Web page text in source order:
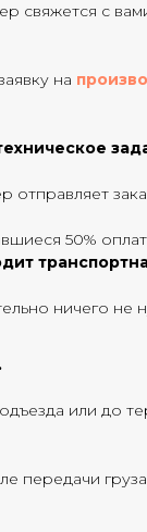
свяжется с
на
50%
ничего не
или до
груза